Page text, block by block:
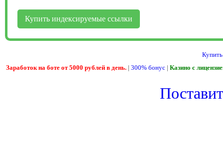
Купить индексируемые ссылки
Заработок на боте от 5000 рублей в день. | 300% бонус | Казино с